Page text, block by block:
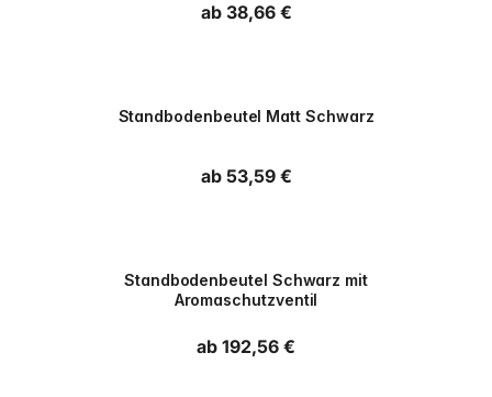
Normaler Preis
ab 38,66 €
Standbodenbeutel Matt Schwarz
Normaler Preis
ab 53,59 €
Standbodenbeutel Schwarz mit
Aromaschutzventil
Normaler Preis
ab 192,56 €